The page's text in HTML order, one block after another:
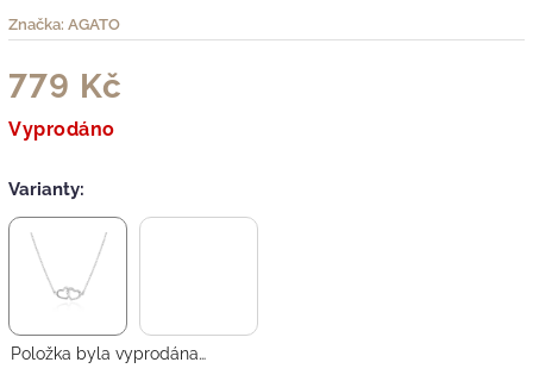
Značka: AGATO
779 Kč
Vyprodáno
Varianty:
Položka byla vyprodána…